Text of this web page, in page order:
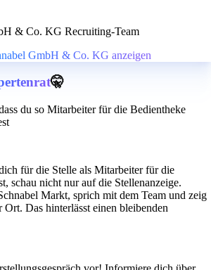
& Co. KG Recruiting-Team
GmbH & Co. KG anzeigen
🤫
du so Mitarbeiter für die Bedientheke
für die Stelle als Mitarbeiter für die
schau nicht nur auf die Stellenanzeige.
Markt, sprich mit dem Team und zeig
Das hinterlässt einen bleibenden